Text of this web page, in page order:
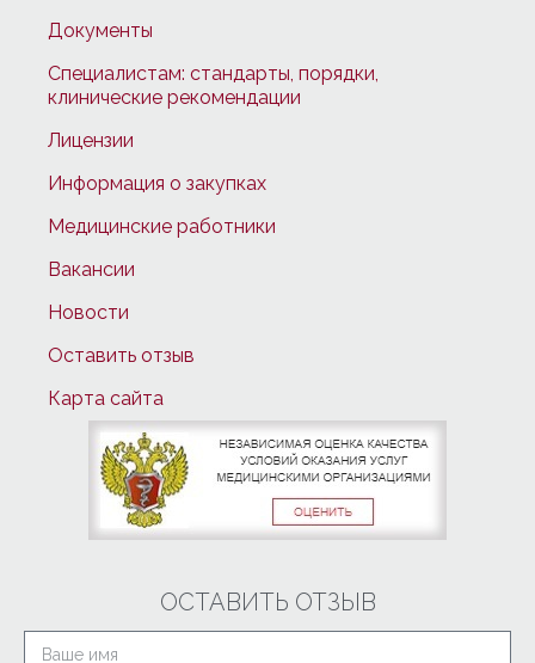
Документы
Специалистам: стандарты, порядки,
клинические рекомендации
Лицензии
Информация о закупках
Медицинские работники
Вакансии
Новости
Оставить отзыв
Карта сайта
ОСТАВИТЬ ОТЗЫВ